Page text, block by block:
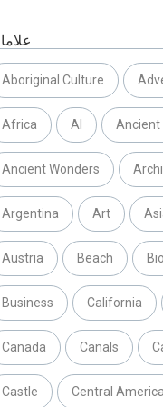
Aboriginal Culture
Africa AI Ancient
Ancient Wonders
Argentina Art
Austria Beach
Business California
Canada Canals
Castle Central America